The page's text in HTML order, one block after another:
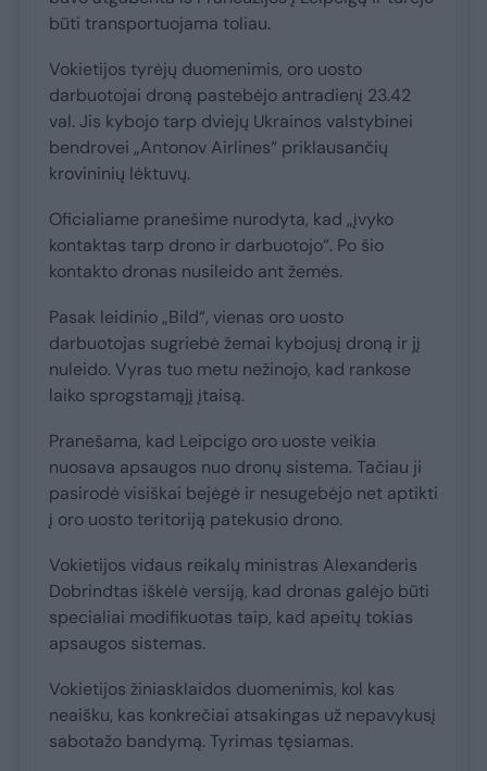
būti transportuojama toliau.
Vokietijos tyrėjų duomenimis, oro uosto
darbuotojai droną pastebėjo antradienį 23.42
val. Jis kybojo tarp dviejų Ukrainos valstybinei
bendrovei „Antonov Airlines“ priklausančių
krovininių lėktuvų.
Oficialiame pranešime nurodyta, kad „įvyko
kontaktas tarp drono ir darbuotojo“. Po šio
kontakto dronas nusileido ant žemės.
Pasak leidinio „Bild“, vienas oro uosto
darbuotojas sugriebė žemai kybojusį droną ir jį
nuleido. Vyras tuo metu nežinojo, kad rankose
laiko sprogstamąjį įtaisą.
Pranešama, kad Leipcigo oro uoste veikia
nuosava apsaugos nuo dronų sistema. Tačiau ji
pasirodė visiškai bejėgė ir nesugebėjo net aptikti
į oro uosto teritoriją patekusio drono.
Vokietijos vidaus reikalų ministras Alexanderis
Dobrindtas iškėlė versiją, kad dronas galėjo būti
specialiai modifikuotas taip, kad apeitų tokias
apsaugos sistemas.
Vokietijos žiniasklaidos duomenimis, kol kas
neaišku, kas konkrečiai atsakingas už nepavykusį
sabotažo bandymą. Tyrimas tęsiamas.